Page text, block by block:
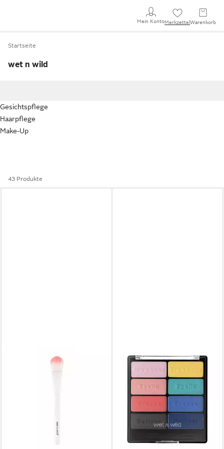
Mein KontoMerkzettel Warenkorb
Startseite
wet n wild
Gesichtspflege
Haarpflege
Make-Up
43 Produkte